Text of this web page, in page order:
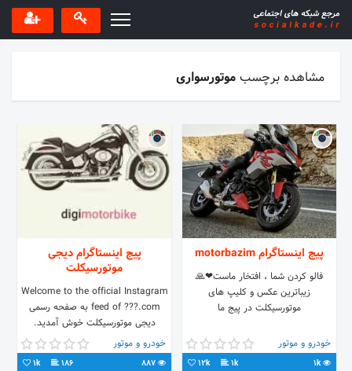
مشاهده برچسبموتورسواری
پیج اینستاگرام motorbazim
فالو کردن شما ، افتخار ماست❤🙏
زیباترین عکس و کلیپ های
موتورسیکلت در پیج ما
خودرو و موتور
1k
1k
12k
پیج اینستاگرام دیجی
موتورسیکلت
Welcome to the official Instagram
feed of ???.com به صفحه رسمی
دیجی موتورسیکلت خوش آمدید.
نمایندگی رسمی فروش موتورسیکلت و
دوچرخه در کاشمر
خودرو و موتور
186
1k